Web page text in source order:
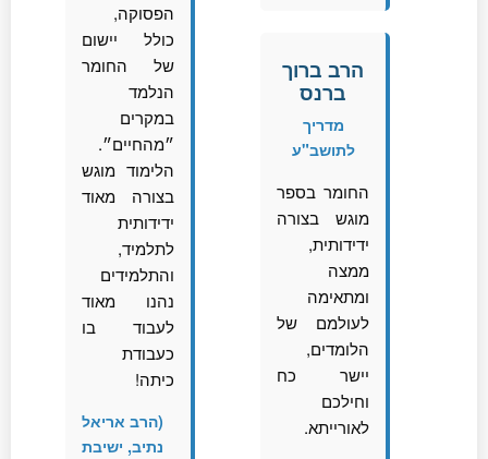
הרב ברוך
ברנס
מדריך
לתושב"ע
החומר בספר
מוגש בצורה
ידידותית,
ממצה
ומתאימה
לעולמם של
הלומדים,
יישר כח
וחילכם
לאורייתא.
הפסוקה,
כולל יישום
של החומר
הנלמד
במקרים
״מהחיים״.
הלימוד מוגש
בצורה מאוד
ידידותית
לתלמיד,
והתלמידים
נהנו מאוד
לעבוד בו
כעבודת
כיתה!
(הרב אריאל
נתיב, ישיבת